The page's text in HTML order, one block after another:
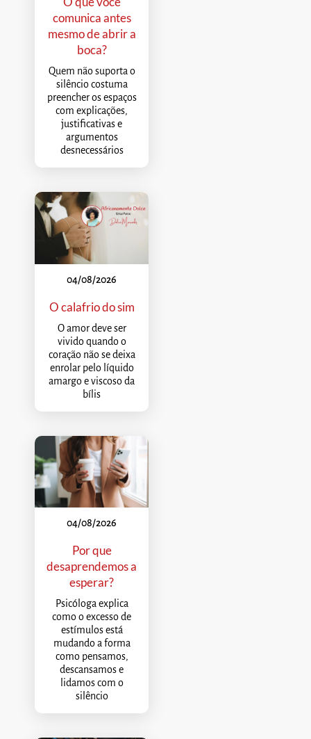
comunica antes
mesmo de abrir a
boca?
Quem não suporta o
silêncio costuma
preencher os espaços
com explicações,
justificativas e
argumentos
desnecessários
04/08/2026
O calafrio do sim
O amor deve ser
vivido quando o
coração não se deixa
enrolar pelo líquido
amargo e viscoso da
bílis
04/08/2026
Por que
desaprendemos a
esperar?
Psicóloga explica
como o excesso de
estímulos está
mudando a forma
como pensamos,
descansamos e
lidamos com o
silêncio